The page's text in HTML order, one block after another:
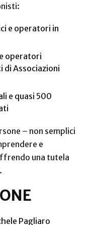
e operatori in
operatori
di Associazioni
e quasi 500
– non semplici
e
una tutela
Pagliaro